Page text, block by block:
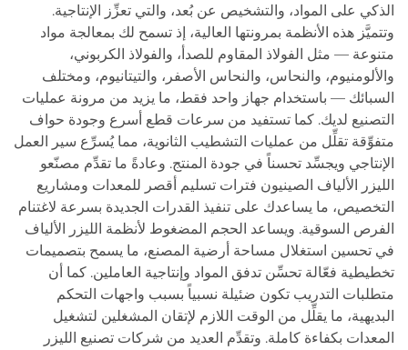
الذكي على المواد، والتشخيص عن بُعد، والتي تعزِّز الإنتاجية.
وتتميَّز هذه الأنظمة بمرونتها العالية، إذ تسمح لك بمعالجة مواد
متنوعة — مثل الفولاذ المقاوم للصدأ، والفولاذ الكربوني،
والألومنيوم، والنحاس، والنحاس الأصفر، والتيتانيوم، ومختلف
السبائك — باستخدام جهاز واحد فقط، ما يزيد من مرونة عمليات
التصنيع لديك. كما تستفيد من سرعات قطع أسرع وجودة حواف
متفوِّقة تقلِّل من عمليات التشطيب الثانوية، مما يُسرِّع سير العمل
الإنتاجي ويجسِّد تحسناً في جودة المنتج. وعادةً ما تقدِّم مصنّعو
الليزر الألياف الصينيون فترات تسليم أقصر للمعدات ومشاريع
التخصيص، ما يساعدك على تنفيذ القدرات الجديدة بسرعة لاغتنام
الفرص السوقية. ويساعد الحجم المضغوط لأنظمة الليزر الألياف
في تحسين استغلال مساحة أرضية المصنع، ما يسمح بتصميمات
تخطيطية فعّالة تحسِّن تدفق المواد وإنتاجية العاملين. كما أن
متطلبات التدريب تكون ضئيلة نسبياً بسبب واجهات التحكم
البديهية، ما يقلِّل من الوقت اللازم لإتقان المشغلين لتشغيل
المعدات بكفاءة كاملة. وتقدِّم العديد من شركات تصنيع الليزر